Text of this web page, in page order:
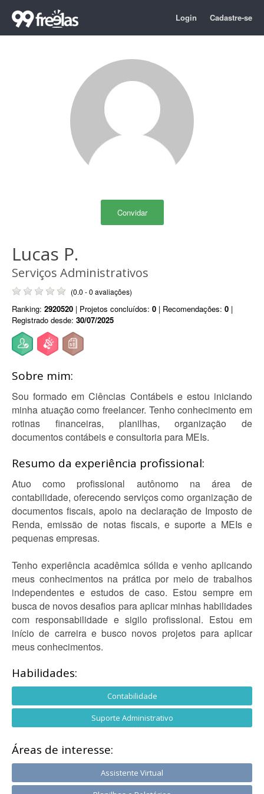
Login Cadastre-se
Convidar
Lucas P.
Serviços Administrativos
(0.0 - 0 avaliações)
Ranking: 2920520 | Projetos concluídos: 0 | Recomendações: 0 |
Registrado desde: 30/07/2025
Sobre mim:
Sou formado em Ciências Contábeis e estou iniciando
minha atuação como freelancer. Tenho conhecimento em
rotinas financeiras, planilhas, organização de
documentos contábeis e consultoria para MEIs.
Resumo da experiência profissional:
Atuo como profissional autônomo na área de
contabilidade, oferecendo serviços como organização de
documentos fiscais, apoio na declaração de Imposto de
Renda, emissão de notas fiscais, e suporte a MEIs e
pequenas empresas.
Tenho experiência acadêmica sólida e venho aplicando
meus conhecimentos na prática por meio de trabalhos
independentes e estudos de caso. Estou sempre em
busca de novos desafios para aplicar minhas habilidades
com responsabilidade e sigilo profissional. Estou em
início de carreira e busco novos projetos para aplicar
meus conhecimentos.
Habilidades:
Contabilidade
Suporte Administrativo
Áreas de interesse:
Assistente Virtual